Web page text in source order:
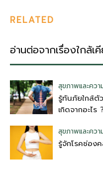
RELATED
อ่านต่อจากเรื่องใกล้เ
สุขภาพและควา
รู้ทันภัยใกล้ตั
เกิดจากอะไร
สุขภาพและควา
รู้จักโรคช่อง